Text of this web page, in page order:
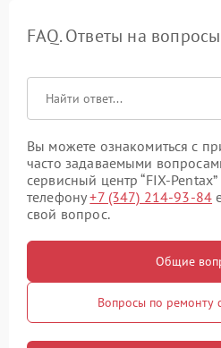
FAQ. Ответы на вопросы
Вы можете ознакомиться с
часто задаваемыми
сервисный центр “FIX-
телефону+7 (347) 214-93-84
свой вопрос.
Общие
Вопросы по ремонту